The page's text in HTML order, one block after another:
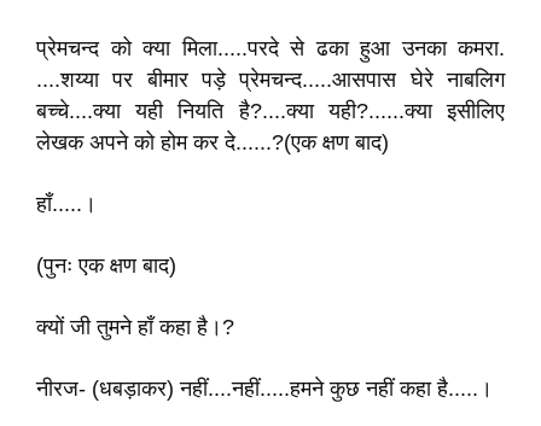
प्रेमचन्द को क्या मिला.....परदे से ढका हुआ उनका कमरा.
....शय्या पर बीमार पड़े प्रेमचन्द.....आसपास घेरे नाबलिग
बच्चे....क्या यही नियति है?....क्या यही?......क्या इसीलिए
लेखक अपने को होम कर दे......?(एक क्षण बाद)
हाँ.....।
(पुनः एक क्षण बाद)
क्यों जी तुमने हाँ कहा है।?
नीरज- (धबड़ाकर) नहीं....नहीं.....हमने कुछ नहीं कहा है.....।